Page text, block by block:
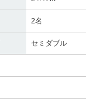
2名
セミダブル